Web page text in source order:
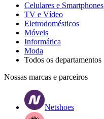
Celulares e Smartphones
TV e Vídeo
Eletrodomésticos
Móveis
Informática
Moda
Todos os departamentos
Nossas marcas e parceiros
Netshoes